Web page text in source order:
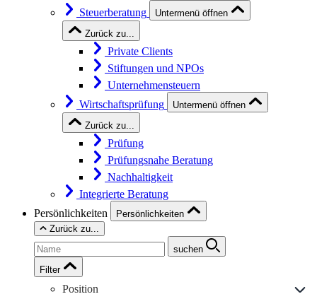
Steuerberatung
Untermenü öffnen
Zurück zu...
Private Clients
Stiftungen und NPOs
Unternehmensteuern
Wirtschaftsprüfung
Untermenü öffnen
Zurück zu...
Prüfung
Prüfungsnahe Beratung
Nachhaltigkeit
Integrierte Beratung
Persönlichkeiten
Persönlichkeiten
Zurück zu...
suchen
Filter
Position